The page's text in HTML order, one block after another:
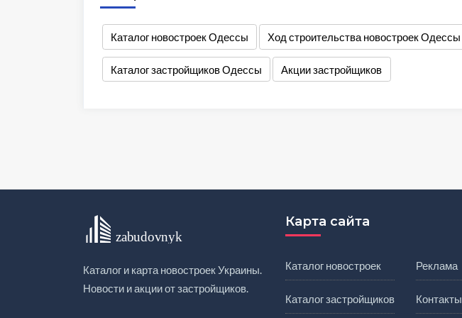
Каталог новостроек Одессы Ход строительства новостроек Одессы
Каталог застройщиков Одессы Акции застройщиков
Каталог и карта новостроек Украины.
Новости и акции от застройщиков.
Карта сайта
Каталог новостроек
Каталог застройщиков
Реклама
Контакты